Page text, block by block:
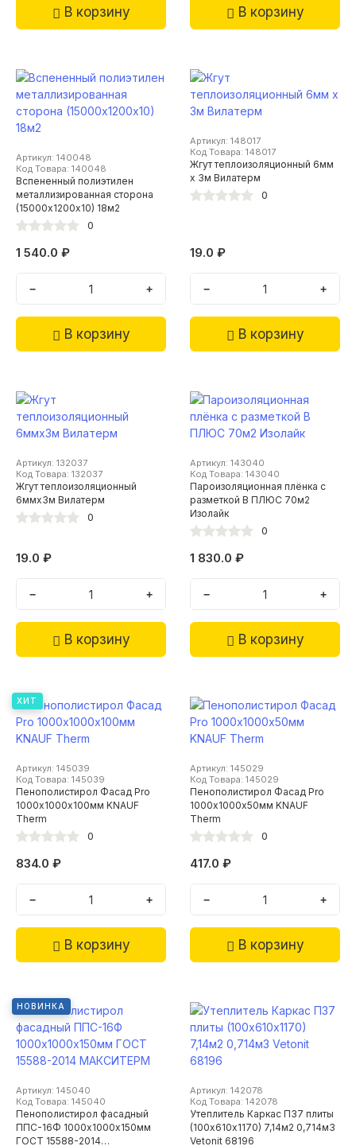
В корзину В корзину
Артикул: 140048
Код Товара: 140048
Вспененный полиэтилен
металлизированная сторона
(15000х1200х10) 18м2
0
1 540.0 ₽
− +
В корзину
Артикул: 148017
Код Товара: 148017
Жгут теплоизоляционный 6мм
х 3м Вилатерм
0
19.0 ₽
− +
В корзину
Артикул: 132037
Код Товара: 132037
Жгут теплоизоляционный
6ммх3м Вилатерм
0
19.0 ₽
− +
В корзину
Артикул: 143040
Код Товара: 143040
Пароизоляционная плёнка с
разметкой В ПЛЮС 70м2
Изолайк
0
1 830.0 ₽
− +
В корзину
ХИТ
Артикул: 145039
Код Товара: 145039
Пенополистирол Фасад Pro
1000х1000х100мм KNAUF
Therm
0
834.0 ₽
− +
В корзину
Артикул: 145029
Код Товара: 145029
Пенополистирол Фасад Pro
1000х1000х50мм KNAUF
Therm
0
417.0 ₽
− +
В корзину
НОВИНКА
Артикул: 145040
Код Товара: 145040
Пенополистирол фасадный
ППС-16Ф 1000х1000х150мм
ГОСТ 15588-2014
Артикул: 142078
Код Товара: 142078
Утеплитель Каркас П37 плиты
(100х610х1170) 7,14м2 0,714м3
Vetonit 68196